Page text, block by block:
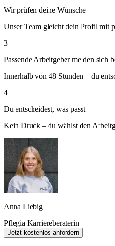
Wir prüfen deine Wünsche
Unser Team gleicht dein Profil mit
3
Passende Arbeitgeber melden sich
Innerhalb von 48 Stunden – du
4
Du entscheidest, was passt
Kein Druck – du wählst den
Anna Liebig
Pflegia Karriereberaterin
Jetzt kostenlos anfordern